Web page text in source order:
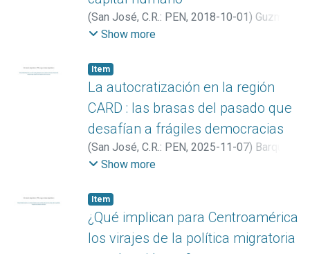
(San José, C.R.: PEN, 2018-10-01) Guzmán
Benavides, Marisol
Show more
Item
La autocratización en la región
CARD : las brasas del pasado que
desafían a frágiles democracias
(San José, C.R.: PEN, 2025-11-07) Barquero
Salas, Aaron Steve
Show more
Item
¿Qué implican para Centroamérica
los virajes de la política migratoria